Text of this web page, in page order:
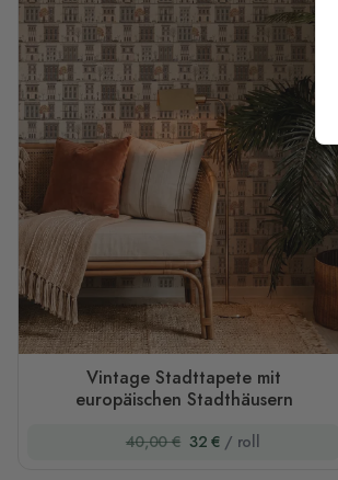
Vintage Stadttapete mit
europäischen Stadthäusern
40,00 € 32 € / roll